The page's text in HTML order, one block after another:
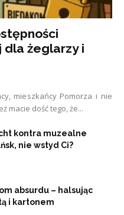
żeglarzy i
mieszkańcy Pomorza i nie
macie dość tego, że...
kontra muzealne
nie wstyd Ci?
absurdu – halsując
i kartonem